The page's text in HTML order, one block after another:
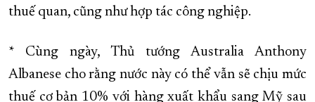
thuế quan, cũng như hợp tác công nghiệp.
* Cùng ngày, Thủ tướng Australia Anthony
Albanese cho rằng nước này có thể vẫn sẽ chịu mức
thuế cơ bản 10% với hàng xuất khẩu sang Mỹ sau